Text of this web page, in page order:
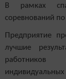
В рамках
соревнований
Предприятие
лучшие
работников